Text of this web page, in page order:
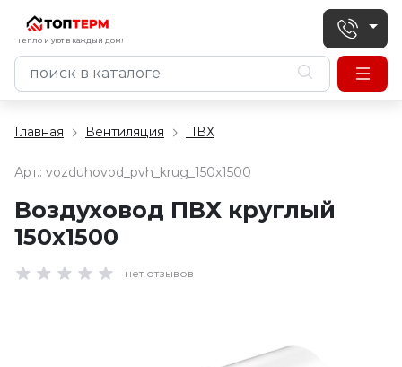
Тепло и уют в каждый дом!
Главная Вентиляция ПВХ
Арт.: vozduhovod_pvh_krug_150x1500
Воздуховод ПВХ круглый
150х1500
нет отзывов